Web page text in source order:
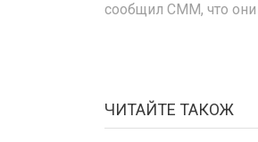
сообщил СММ, что они
ЧИТАЙТЕ ТАКОЖ